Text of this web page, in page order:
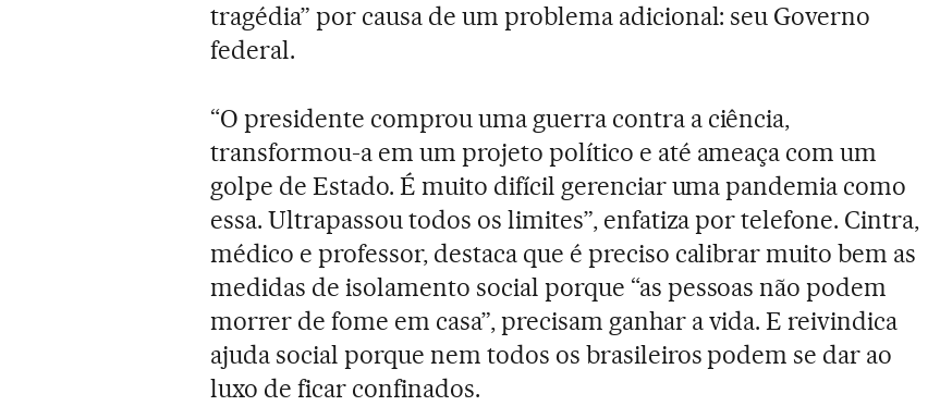
tragédia” por causa de um problema adicional: seu Governo
federal.
“O presidente comprou uma guerra contra a ciência,
transformou-a em um projeto político e até ameaça com um
golpe de Estado. É muito difícil gerenciar uma pandemia como
essa. Ultrapassou todos os limites”, enfatiza por telefone. Cintra,
médico e professor, destaca que é preciso calibrar muito bem as
medidas de isolamento social porque “as pessoas não podem
morrer de fome em casa”, precisam ganhar a vida. E reivindica
ajuda social porque nem todos os brasileiros podem se dar ao
luxo de ficar confinados.